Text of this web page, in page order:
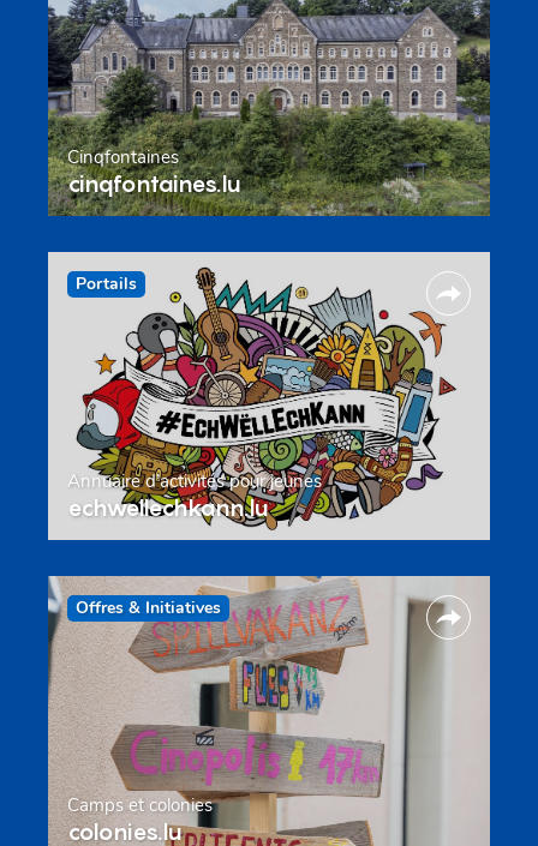
Cinqfontaines
cinqfontaines.lu
Portails
Annuaire d’activités pour jeunes
echwellechkann.lu
Offres & Initiatives
Camps et colonies
colonies.lu